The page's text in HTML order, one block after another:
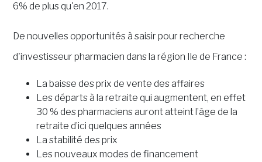
6% de plus qu'en 2017.
De nouvelles opportunités à saisir pour recherche
d'investisseur pharmacien dans la région Ile de France :
La baisse des prix de vente des affaires
Les départs à la retraite qui augmentent, en effet
30 % des pharmaciens auront atteint l’âge de la
retraite d’ici quelques années
La stabilité des prix
Les nouveaux modes de financement